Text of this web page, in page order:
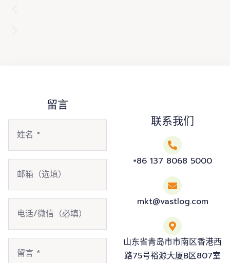
留言
联系我们
+86 137 8068 5000
mkt@vastlog.com
山东省青岛市市南区香港西
路75号裕源大厦B区807室